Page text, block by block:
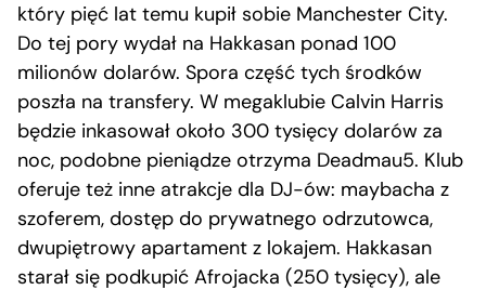
który pięć lat temu kupił sobie Manchester City.
Do tej pory wydał na Hakkasan ponad 100
milionów dolarów. Spora część tych środków
poszła na transfery. W megaklubie Calvin Harris
będzie inkasował około 300 tysięcy dolarów za
noc, podobne pieniądze otrzyma Deadmau5. Klub
oferuje też inne atrakcje dla DJ-ów: maybacha z
szoferem, dostęp do prywatnego odrzutowca,
dwupiętrowy apartament z lokajem. Hakkasan
starał się podkupić Afrojacka (250 tysięcy), ale